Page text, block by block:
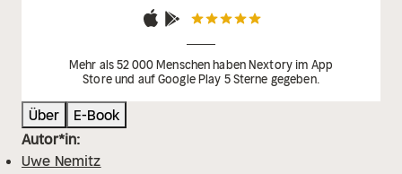
Mehr als 52 000 Menschen haben Nextory im App
Store und auf Google Play 5 Sterne gegeben.
Über
E-Book
Autor*in:
Uwe Nemitz